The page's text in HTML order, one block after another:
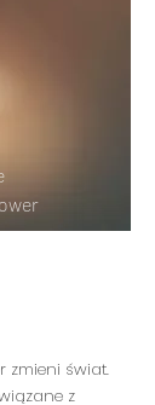
zmieni świat.
z